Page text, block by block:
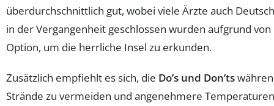
überdurchschnittlich gut, wobei viele Ärzte auch
in der Vergangenheit geschlossen wurden aufgrund
Option, um die herrliche Insel zu erkunden.
Zusätzlich empfiehlt es sich, die Do’s und Don’ts
Strände zu vermeiden und angenehmere